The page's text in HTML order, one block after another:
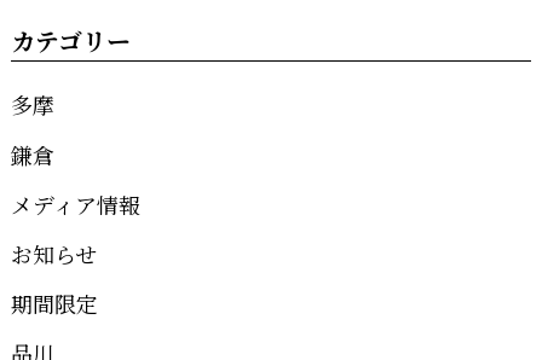
カテゴリー
多摩
鎌倉
メディア情報
お知らせ
期間限定
品川